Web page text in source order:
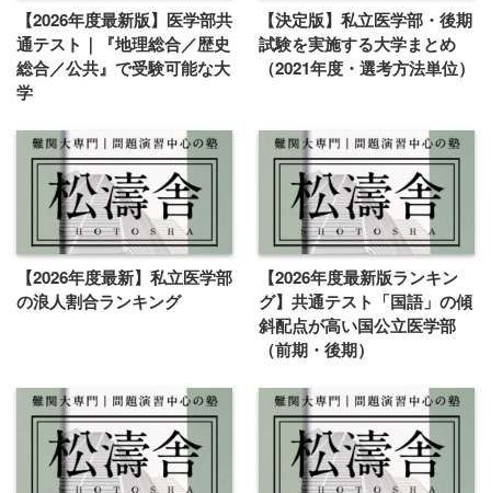
【2026年度最新版】医学部共
通テスト｜『地理総合／歴史
総合／公共』で受験可能な大
学
【決定版】私立医学部・後期
試験を実施する大学まとめ
（2021年度・選考方法単位）
【2026年度最新】私立医学部
の浪人割合ランキング
【2026年度最新版ランキン
グ】共通テスト「国語」の傾
斜配点が高い国公立医学部
（前期・後期）